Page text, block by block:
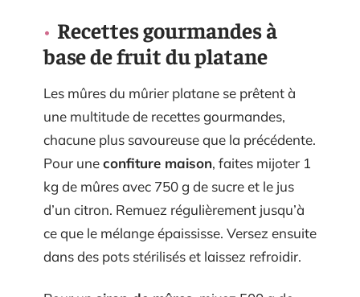
Recettes gourmandes à
base de fruit du platane
Les mûres du mûrier platane se prêtent à
une multitude de recettes gourmandes,
chacune plus savoureuse que la précédente.
Pour uneconfiture maison, faites mijoter 1
kg de mûres avec 750 g de sucre et le jus
d’un citron. Remuez régulièrement jusqu’à
ce que le mélange épaississe. Versez ensuite
dans des pots stérilisés et laissez refroidir.